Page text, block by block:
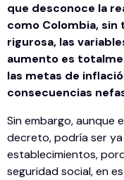
que desconoce la
como Colombia,
rigurosa, las
aumento es
las metas de
consecuencias
Sin embargo, aunque
decreto, podría ser
establecimientos,
seguridad social, en